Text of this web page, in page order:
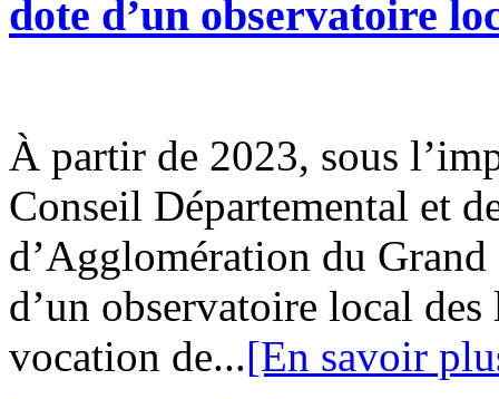
dote d’un observatoire
À partir de 2023, sous
Conseil Départemental et
d’Agglomération du
d’un observatoire local
vocation de...[En savoir